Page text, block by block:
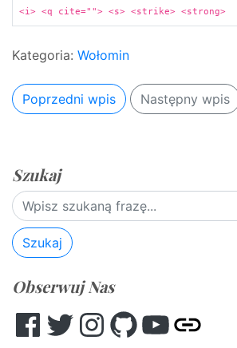
<i> <q cite=""> <s> <strike> <strong>
Kategoria: Wołomin
Poprzedni wpis Następny wpis
Szukaj
Szukaj
Obserwuj Nas
Facebook
TwitterInstagram
GitHubYouTube
Other